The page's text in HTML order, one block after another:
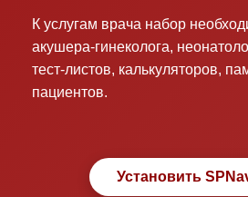
К услугам врача набор
акушера-гинеколога,
тест-листов, калькуляторов,
пациентов.
Установить